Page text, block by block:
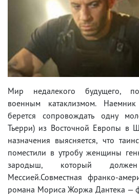
Мир недалекого будущего,
военным катаклизмом.
берется сопровождать одну
Тьерри) из Восточной Европы в
назначения выясняется, что
поместили в утробу женщины
зародыш, который
Мессией.Совместная франко-
романа Мориса Жоржа Дантека —